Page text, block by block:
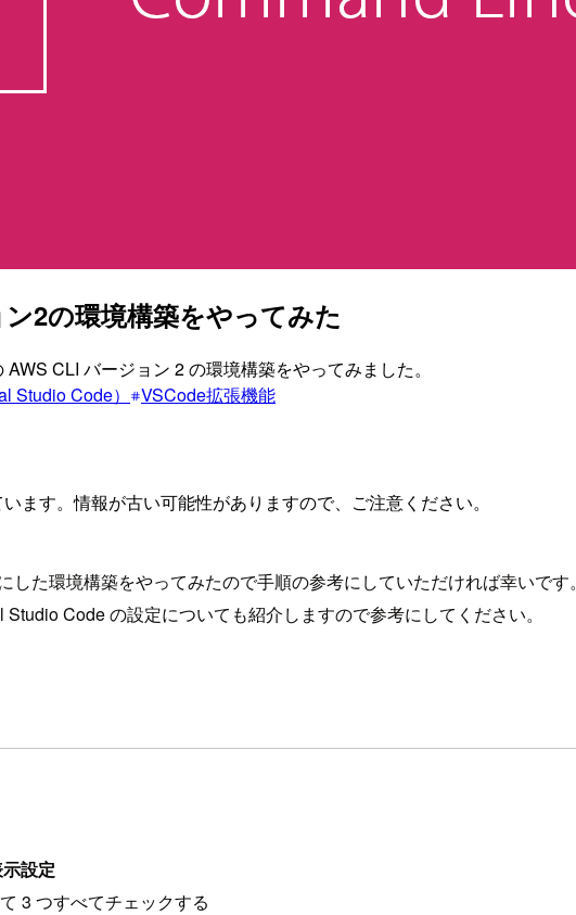
2の環境構築をやってみた
CLI バージョン 2 の環境構築をやってみました。
Studio Code）
VSCode拡張機能
ます。情報が古い可能性がありますので、ご注意ください。
た環境構築をやってみたので手順の参考にしていただければ幸いです。
Code の設定についても紹介しますので参考にしてください。
設定
て 3 つすべてチェックする